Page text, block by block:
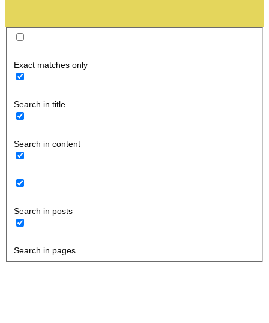
Exact matches only
Search in title
Search in content
Search in posts
Search in pages